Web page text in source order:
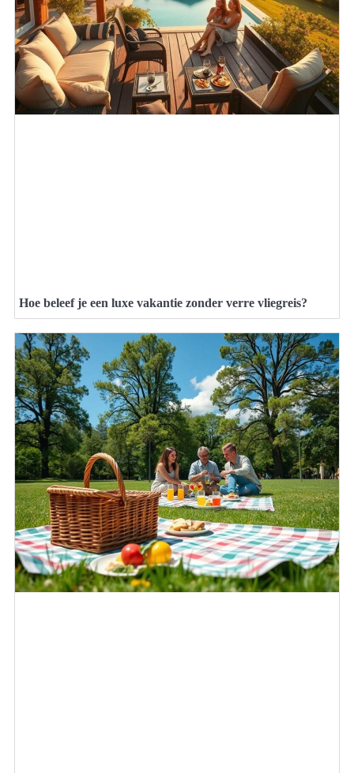
Hoe beleef je een luxe vakantie zonder verre vliegreis?